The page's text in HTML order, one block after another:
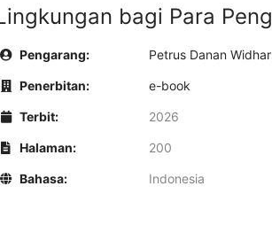
bagi Para
Pengarang: Petrus Danan
Penerbitan: e-book
Terbit: 2026
Halaman: 200
Bahasa: Indonesia